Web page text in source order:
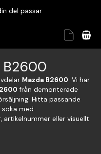
del passar
B2600
Mazda B2600. Vi har
från demonterade
Hitta passande
med
artikelnummer eller visuellt